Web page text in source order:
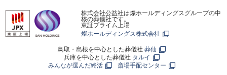
株式会社公益社は燦ホールディングスグループの中
核の葬儀社です。
東証プライム上場
燦ホールディングス株式会社
鳥取・島根を中心とした葬儀社 葬仙
兵庫を中心とした葬儀社 タルイ
みんなが選んだ終活
斎場手配センター